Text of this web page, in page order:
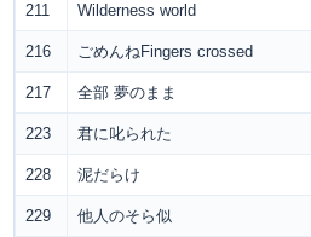
211 Wilderness world
216 ごめんねFingers crossed
217 全部 夢のまま
223 君に叱られた
228 泥だらけ
229 他人のそら似